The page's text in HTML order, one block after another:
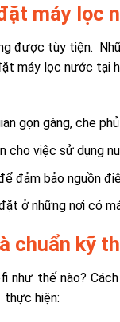
máy lọc
được tùy tiện.
máy lọc nước tại
gọn gàng, che
cho việc sử dụng
đảm bảo nguồn
ở những nơi có
chuẩn kỹ
như thế nào?
thực hiện: